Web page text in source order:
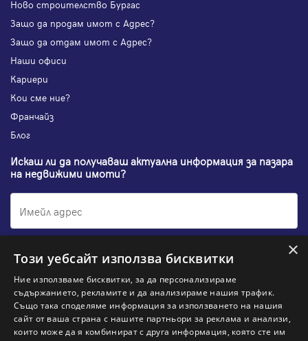
Ново строителство Бургас
Защо да продам имот с Адрес?
Защо да отдам имот с Адрес?
Наши офиси
Кариери
Кои сме ние?
Франчайз
Блог
Искаш ли да получаваш актуална информация за пазара
на недвижими имоти?
Абонирам се
НАЙ-ПОПУЛЯРНИ ТЪРСЕНИЯ:
×
Този уебсайт използва бисквитки
Ние използваме бисквитки, за да персонализираме
съдържанието, рекламите и да анализираме нашия трафик.
Също така споделяме информация за използването на нашия
сайт от ваша страна с нашите партньори за реклама и анализи,
които може да я комбинират с друга информация, която сте им